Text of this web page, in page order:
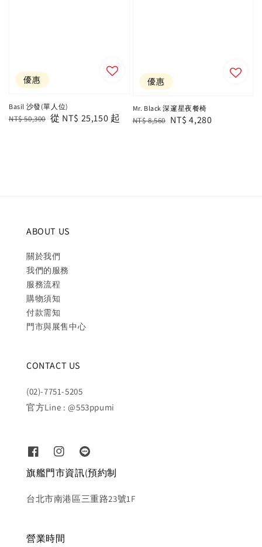
優惠
Basil 沙發(單人位)
Regular
NT$ 50,300 Sale
從 NT$ 25,150 起
優惠
Mr. Black 深邃星夜餐椅
Regular
NT$ 8,560 Sale
NT$ 4,280
ABOUT US
關於我們
我們的服務
服務流程
購物須知
付款需知
門市與展售中心
CONTACT US
(02)-7751-5205
官方Line : @553ppumi
旗艦門市資訊(預約制
台北市南港區三重路23號1F
營業時間